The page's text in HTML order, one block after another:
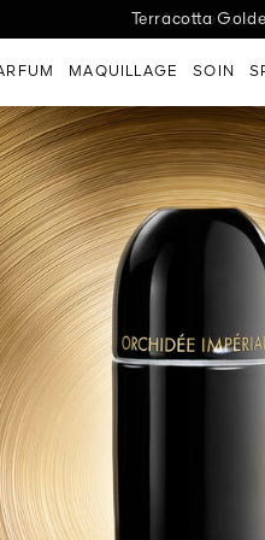
Nouveau Rendez-
Nouveauté
Terracotta
la page d'accueil)
MAQUILLAGE SOIN